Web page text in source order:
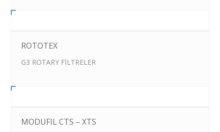
ROTOTEX
G3 ROTARY FİLTRELER
MODUFIL CTS – XTS